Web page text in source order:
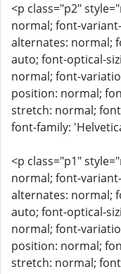
<p class="p2"
normal; font-
alternates: normal;
auto; font-optical-
normal; font-
position: normal;
stretch: normal;
font-family:
<p class="p1"
normal; font-
alternates: normal;
auto; font-optical-
normal; font-
position: normal;
stretch: normal;